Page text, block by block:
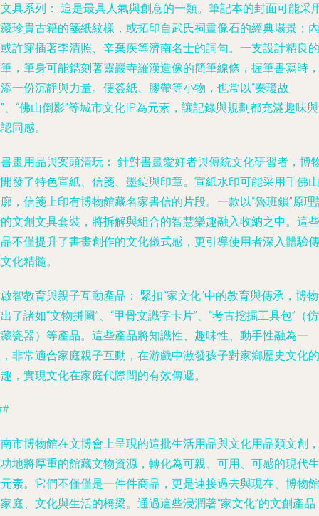
具系列： 這是最具人氣與創意的一類。筆記本的封面可能采
珍貴古籍的箋紙紋樣，或拓印自武氏祠畫像石的經典場景；內
許穿插著李清照、辛棄疾等濟南名士的詞句。一支設計精良的
，筆身可能鐫刻著靈巖寺羅漢造像的簡筆線條，握筆書寫時，
一份沉靜與力量。便簽紙、膠帶等小物，也常以“秦瓊故
、“佛山倒影”等城市文化IP為元素，讓記錄與規劃都充滿趣味
同感。
畫用品與案頭清玩： 針對書畫愛好者與傳統文化研習者，博
發了特色宣紙、信箋、墨錠與印章。宣紙水印可能采用千佛山
，信箋上印有博物館藏名家書信的片段。一款以“魯班鎖”原理
文創文具套裝，將拆解與組合的智慧樂趣融入收納之中。這些
不僅提升了書畫創作的文化儀式感，更引導使用者深入體驗傳
化精髓。
智教育與親子互動產品：
緊扣“家文化”中的教育與傳承，博
了諸如“文物拼圖”、“甲骨文識字卡片”、“考古挖掘工具包”（
瓷器）等產品。這些產品將知識性、趣味性、動手性融為一
非常適合家庭親子互動，在游戲中激發孩子對家鄉歷史文化的
，實現文化在家庭代際間的有效傳遞。
市博物館在文博會上呈現的這批生活用品與文化用品類文創，
地將厚重的館藏文物資源，轉化為可親、可用、可感的現代生
素。它們不僅僅是一件件商品，更是連接過去與現在、博物館
庭、文化與生活的橋梁。通過這些浸潤著“家文化”的文創產品